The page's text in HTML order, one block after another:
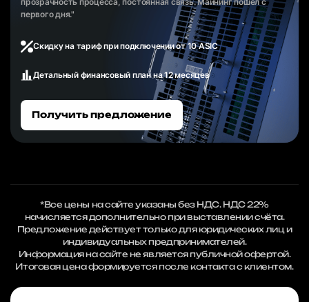
первого дня."
Скидку на тариф при подключении от 10 ASIC
Детальный финансовый план на 12 месяцев
Получить предложение
*Все цены на сайте указаны без НДС. НДС 22%
начисляется дополнительно при выставлении счёта.
Предложение действует только для юридических лиц и
индивидуальных предпринимателей.
Информация на сайте не является публичной офертой.
Итоговая цена формируется после контакта с клиентом.